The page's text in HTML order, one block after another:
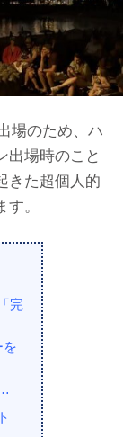
場のため、ハ
出場時のこと
きた超個人的
。
完
を